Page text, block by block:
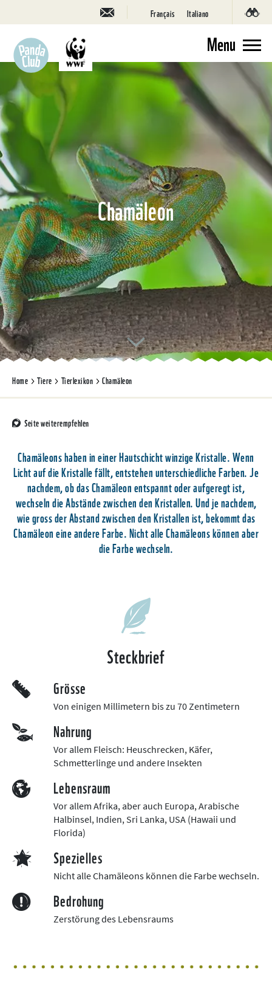
Français Italiano
Menu
Chamäleon
Home Tiere Tierlexikon Chamäleon
Seite weiterempfehlen
Chamäleons haben in einer Hautschicht winzige Kristalle. Wenn
Licht auf die Kristalle fällt, entstehen unterschiedliche Farben. Je
nachdem, ob das Chamäleon entspannt oder aufgeregt ist,
wechseln die Abstände zwischen den Kristallen. Und je nachdem,
wie gross der Abstand zwischen den Kristallen ist, bekommt das
Chamäleon eine andere Farbe. Nicht alle Chamäleons können aber
die Farbe wechseln.
Steckbrief
Grösse
Von einigen Millimetern bis zu 70 Zentimetern
Nahrung
Vor allem Fleisch: Heuschrecken, Käfer,
Schmetterlinge und andere Insekten
Lebensraum
Vor allem Afrika, aber auch Europa, Arabische
Halbinsel, Indien, Sri Lanka, USA (Hawaii und
Florida)
Spezielles
Nicht alle Chamäleons können die Farbe wechseln.
Bedrohung
Zerstörung des Lebensraums